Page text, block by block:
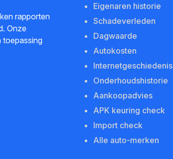
rapporten
Onze
toepassing
Eigenaren historie
Schadeverleden
Dagwaarde
Autokosten
Internetgeschiedenis
Onderhoudshistorie
Aankoopadvies
APK keuring check
Import check
Alle auto-merken